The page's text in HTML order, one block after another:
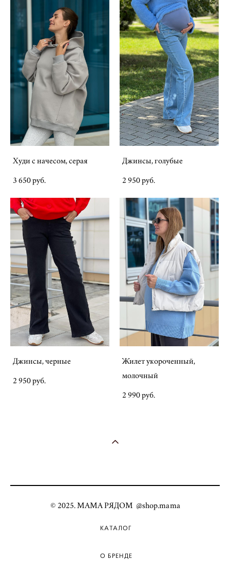
Худи с начесом, серая
3 650 pуб.
Джинсы, голубые
2 950 pуб.
Джинсы, черные
2 950 pуб.
Жилет укороченный,
молочный
2 990 pуб.
© 2025. МАМА РЯДОМ @shop.mama
КАТАЛОГ
О БРЕНДЕ